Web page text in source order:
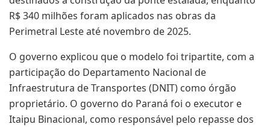
R$ 340 milhões foram aplicados nas obras da
Perimetral Leste até novembro de 2025.
O governo explicou que o modelo foi tripartite, com a
participação do Departamento Nacional de
Infraestrutura de Transportes (DNIT) como órgão
proprietário. O governo do Paraná foi o executor e
Itaipu Binacional, como responsável pelo repasse dos